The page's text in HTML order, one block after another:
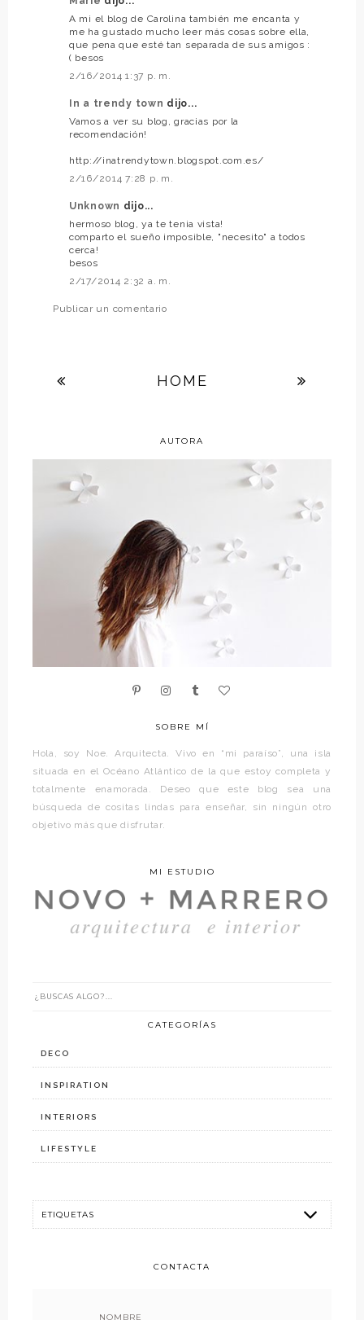
A mi el blog de Carolina también me encanta y
me ha gustado mucho leer más cosas sobre ella,
que pena que esté tan separada de sus amigos :
( besos
2/16/2014 1:37 p. m.
In a trendy town dijo...
Vamos a ver su blog, gracias por la
recomendación!
http://inatrendytown.blogspot.com.es/
2/16/2014 7:28 p. m.
Unknown dijo...
hermoso blog, ya te tenia vista!
comparto el sueño imposible, "necesito" a todos
cerca!
besos
2/17/2014 2:32 a. m.
Publicar un comentario
HOME
AUTORA
SOBRE MÍ
Hola, soy Noe. Arquitecta. Vivo en “mi paraíso”, una isla
situada en el Océano Atlántico de la que estoy completa y
totalmente enamorada. Deseo que este blog sea una
búsqueda de cositas lindas para enseñar, sin ningún otro
objetivo más que disfrutar.
MI ESTUDIO
CATEGORÍAS
DECO
INSPIRATION
INTERIORS
LIFESTYLE
CONTACTA